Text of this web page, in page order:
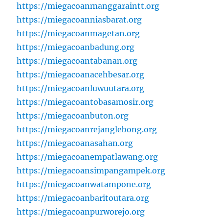
https://miegacoanmanggaraintt.org
https://miegacoanniasbarat.org
https://miegacoanmagetan.org
https://miegacoanbadung.org
https://miegacoantabanan.org
https://miegacoanacehbesar.org
https://miegacoanluwuutara.org
https://miegacoantobasamosir.org
https://miegacoanbuton.org
https://miegacoanrejanglebong.org
https://miegacoanasahan.org
https://miegacoanempatlawang.org
https://miegacoansimpangampek.org
https://miegacoanwatampone.org
https://miegacoanbaritoutara.org
https://miegacoanpurworejo.org